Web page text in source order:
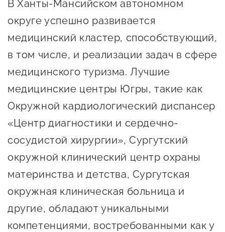
В Ханты-Мансийском автономном
округе успешно развивается
медицинский кластер, способствующий,
в том числе, и реализации задач в сфере
медицинского туризма. Лучшие
медицинские центры Югры, такие как
Окружной кардиологический диспансер
«Центр диагностики и сердечно-
сосудистой хирургии», Сургутский
окружной клинический центр охраны
материнства и детства, Сургутская
окружная клиническая больница и
другие, обладают уникальными
компетенциями, востребованными как у